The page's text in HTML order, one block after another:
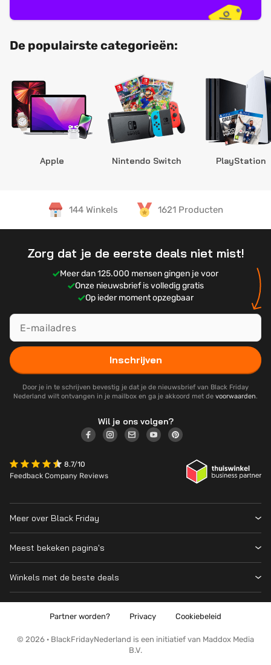
De populairste categorieën:
Apple Nintendo Switch PlayStation
144 Winkels 1621 Producten
Zorg dat je de eerste deals niet mist!
Meer dan 125.000 mensen gingen je voor
Onze nieuwsbrief is volledig gratis
Op ieder moment opzegbaar
Inschrijven
Door je in te schrijven bevestig je dat je de nieuwsbrief van Black Friday
Nederland wilt ontvangen in je mailbox en ga je akkoord met de voorwaarden.
Wil je ons volgen?
8.7/10
Feedback Company Reviews
Meer over Black Friday
Wanneer is Black Friday?
Cyber Monday 2026
Over ons
Kennis en advies
Meest bekeken pagina's
Prijsvergelijker
PS5
Winkels met de beste deals
© 2026 · BlackFridayNederland is een initiatief van Maddox Media
B.V.
Partner worden? Privacy Cookiebeleid